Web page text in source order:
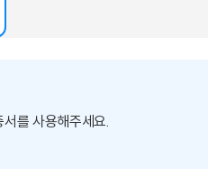
를 사용해주세요.